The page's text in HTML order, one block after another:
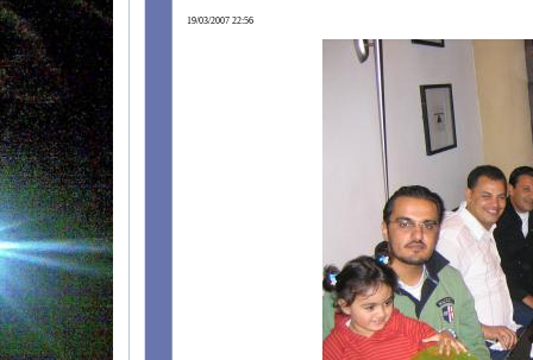
19/03/2007 22:56